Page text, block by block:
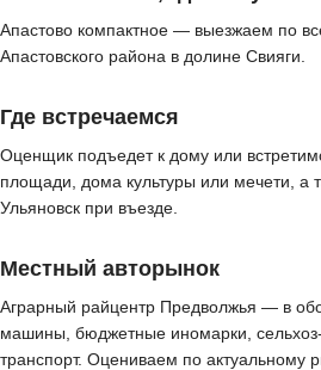
Апастово компактное — выезжаем по
Апастовского района в долине Свияги.
Где встречаемся
Оценщик подъедет к дому или
площади, дома культуры или мечети, а
Ульяновск при въезде.
Местный авторынок
Аграрный райцентр Предволжья — в
машины, бюджетные иномарки,
транспорт. Оцениваем по актуальному